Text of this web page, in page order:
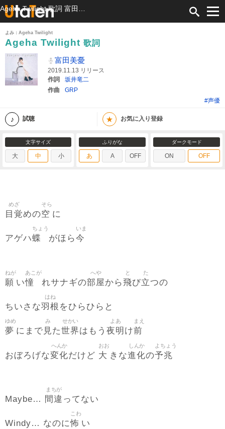
よみ：Ageha Twilight
Ageha Twilight 歌詞
富田美憂
2019.11.13 リリース
作詞
坂井竜二
作曲
GRP
#声優
試聴 ★ お気に入り登録
文字サイズ
大 中 小
ふりがな
あ A OFF
ダークモード
ON OFF
目覚
めざ
めの空
そら
に
アゲハ蝶
ちょう
がほら今
いま
願
ねが
い憧
あこが
れサナギの部屋
へや
から飛
と
び立
た
つの
ちいさな羽根
はね
をひらひらと
夢
ゆめ
にまで 見
み
た世界
せかい
はもう 夜明
よあ
け前
まえ
おぼろげな変化
へんか
だけど 大
おお
きな進化
しんか
の予兆
よちょう
Maybe… 間違
まちが
ってない
Windy… なのに怖
こわ
い